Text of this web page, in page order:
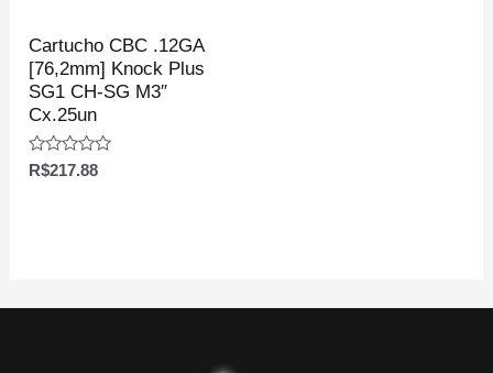
Cartucho CBC .12GA
[76,2mm] Knock Plus
SG1 CH-SG M3″
Cx.25un
Avaliação
R$217.88